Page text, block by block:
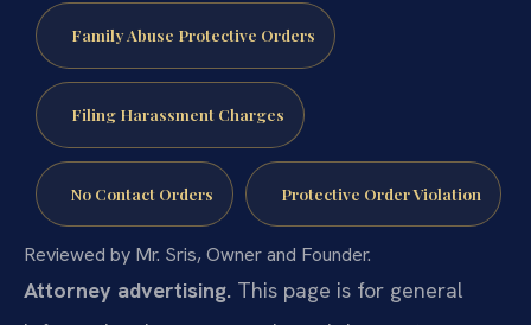
Family Abuse Protective Orders
Filing Harassment Charges
No Contact Orders Protective Order Violation
Reviewed by Mr. Sris, Owner and Founder.
Attorney advertising. This page is for general